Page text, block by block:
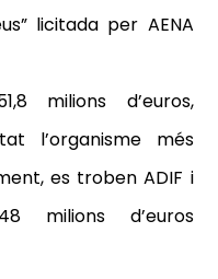
licitada per AENA
milions d’euros,
l’organisme més
es troben ADIF i
milions d’euros